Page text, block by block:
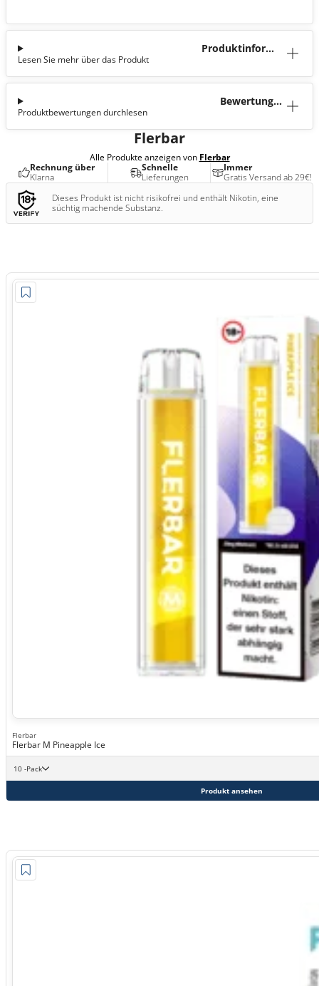
Produktinforma
Lesen Sie mehr über das Produkt
Bewertunge
Produktbewertungen durchlesen
Flerbar
Alle Produkte anzeigen von Flerbar
Rechnung über
Klarna
Schnelle
Lieferungen
Immer
Gratis Versand ab 29€!
Dieses Produkt ist nicht risikofrei und enthält Nikotin, eine
süchtig machende Substanz.
Flerbar
Flerbar M Pineapple Ice
10 -Pack
Produkt ansehen